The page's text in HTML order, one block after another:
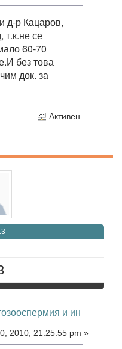
д-р Кацаров,
т.к.не се
60-70
без това
док. за
Активен
и ин
2010, 21:25:55 pm »